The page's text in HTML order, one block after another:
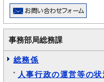
事務部局総務課
総務係
人事行政の運営等の状